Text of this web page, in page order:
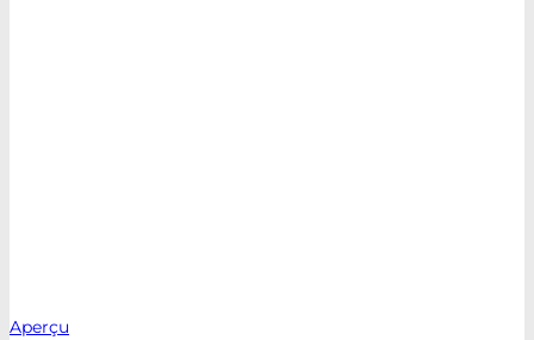
Aperçu